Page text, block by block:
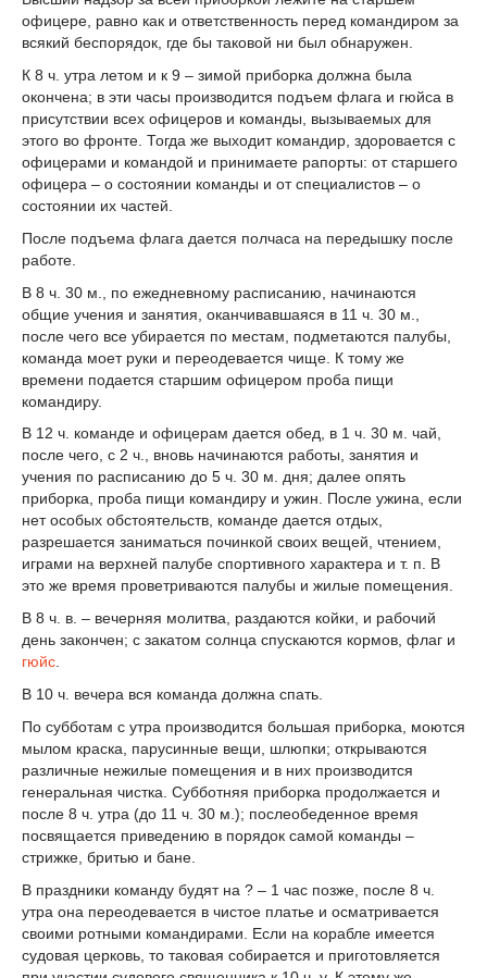
офицере, равно как и ответственность перед командиром за
всякий беспорядок, где бы таковой ни был обнаружен.
К 8 ч. утра летом и к 9 – зимой приборка должна была
окончена; в эти часы производится подъем флага и гюйса в
присутствии всех офицеров и команды, вызываемых для
этого во фронте. Тогда же выходит командир, здоровается с
офицерами и командой и принимаете рапорты: от старшего
офицера – о состоянии команды и от специалистов – о
состоянии их частей.
После подъема флага дается полчаса на передышку после
работе.
В 8 ч. 30 м., по ежедневному расписанию, начинаются
общие учения и занятия, оканчивавшаяся в 11 ч. 30 м.,
после чего все убирается по местам, подметаются палубы,
команда моет руки и переодевается чище. К тому же
времени подается старшим офицером проба пищи
командиру.
В 12 ч. команде и офицерам дается обед, в 1 ч. 30 м. чай,
после чего, с 2 ч., вновь начинаются работы, занятия и
учения по расписанию до 5 ч. 30 м. дня; далее опять
приборка, проба пищи командиру и ужин. После ужина, если
нет особых обстоятельств, команде дается отдых,
разрешается заниматься починкой своих вещей, чтением,
играми на верхней палубе спортивного характера и т. п. В
это же время проветриваются палубы и жилые помещения.
В 8 ч. в. – вечерняя молитва, раздаются койки, и рабочий
день закончен; с закатом солнца спускаются кормов, флаг и
гюйс
В 10 ч. вечера вся команда должна спать.
По субботам с утра производится большая приборка, моются
мылом краска, парусинные вещи, шлюпки; открываются
различные нежилые помещения и в них производится
генеральная чистка. Субботняя приборка продолжается и
после 8 ч. утра (до 11 ч. 30 м.); послеобеденное время
посвящается приведению в порядок самой команды –
стрижке, бритью и бане.
В праздники команду будят на ? – 1 час позже, после 8 ч.
утра она переодевается в чистое платье и осматривается
своими ротными командирами. Если на корабле имеется
судовая церковь, то таковая собирается и приготовляется